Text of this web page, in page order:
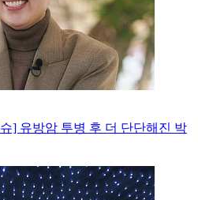
] 유방암 투병 후 더 단단해진 박